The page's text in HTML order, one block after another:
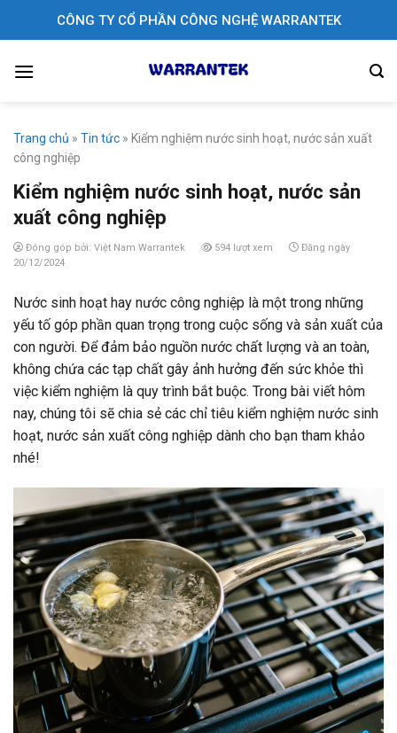
CÔNG TY CỔ PHẦN CÔNG NGHỆ WARRANTEK
Trang chủ » Tin tức » Kiểm nghiệm nước sinh hoạt, nước sản xuất
công nghiệp
Kiểm nghiệm nước sinh hoạt, nước sản
xuất công nghiệp
Đóng góp bởi: Việt Nam Warrantek 594 lượt xem
Đăng ngày
20/12/2024
Nước sinh hoạt hay nước công nghiệp là một trong những
yếu tố góp phần quan trọng trong cuộc sống và sản xuất của
con người. Để đảm bảo nguồn nước chất lượng và an toàn,
không chứa các tạp chất gây ảnh hưởng đến sức khỏe thì
việc kiểm nghiệm là quy trình bắt buộc. Trong bài viết hôm
nay, chúng tôi sẽ chia sẻ các chỉ tiêu kiểm nghiệm nước sinh
hoạt, nước sản xuất công nghiệp dành cho bạn tham khảo
nhé!